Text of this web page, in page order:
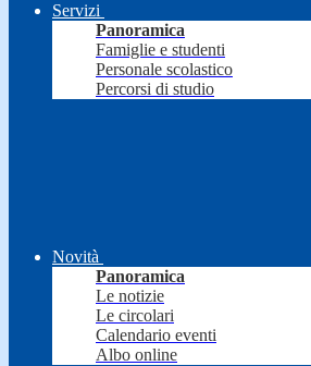
Servizi
Panoramica
Famiglie e studenti
Personale scolastico
Percorsi di studio
Novità
Panoramica
Le notizie
Le circolari
Calendario eventi
Albo online